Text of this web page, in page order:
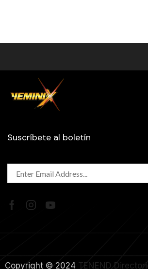
Suscríbete al boletín
Copyright © 2024 TENEND